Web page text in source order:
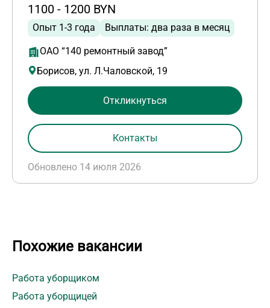
1100 - 1200 BYN
Опыт 1-3 года Выплаты: два раза в месяц
ОАО “140 ремонтный завод”
Борисов, ул. Л.Чаловской, 19
Обновлено 14 июля 2026
Откликнуться
Контакты
Похожие вакансии
Работа уборщиком
Работа уборщицей